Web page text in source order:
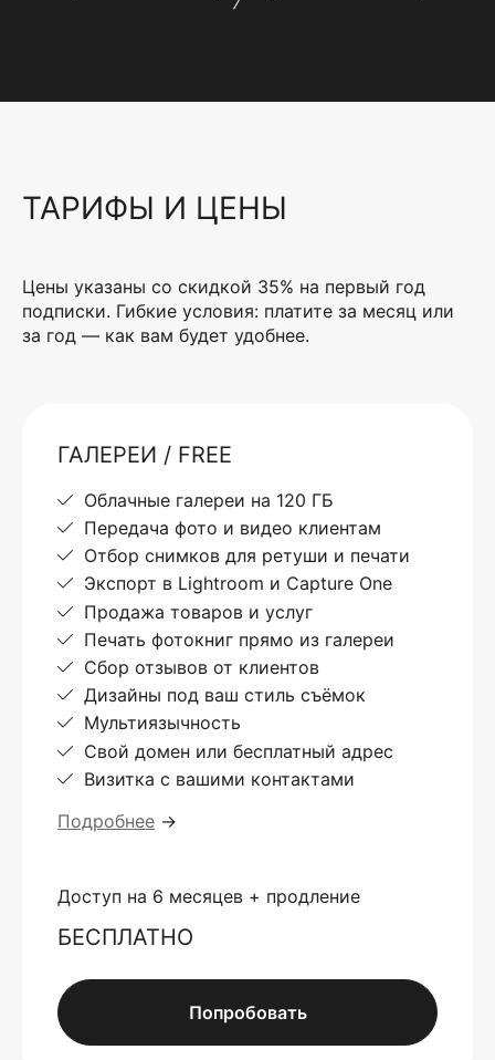
ТАРИФЫ И ЦЕНЫ
Цены указаны со скидкой 35% на первый год
подписки. Гибкие условия: платите за месяц или
за год — как вам будет удобнее.
ГАЛЕРЕИ / FREE
Облачные галереи на 120 ГБ
Передача фото и видео клиентам
Отбор снимков для ретуши и печати
Экспорт в Lightroom и Capture One
Продажа товаров и услуг
Печать фотокниг прямо из галереи
Сбор отзывов от клиентов
Дизайны под ваш стиль съёмок
Мультиязычность
Свой домен или бесплатный адрес
Визитка с вашими контактами
Подробнее →
Доступ на 6 месяцев + продление
БЕСПЛАТНО
Попробовать